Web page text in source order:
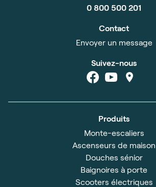
0 800 500 201
Contact
Envoyer un message
Suivez-nous
Produits
Monte-escaliers
Ascenseurs de maison
Douches sénior
Baignoires à porte
Scooters électriques